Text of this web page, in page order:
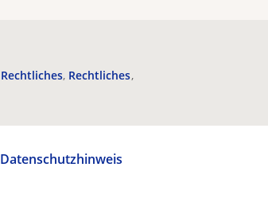
Rechtliches Rechtliches
Datenschutzhinweis